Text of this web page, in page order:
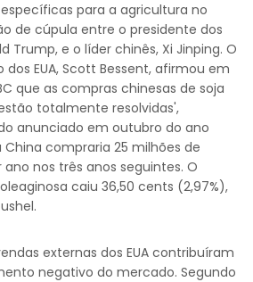
para a agricultura no
de cúpula entre o presidente dos
Trump, e o líder chinês, Xi Jinping. O
EUA, Scott Bessent, afirmou em
que as compras chinesas de soja
totalmente resolvidas',
anunciado em outubro do ano
China compraria 25 milhões de
nos três anos seguintes. O
caiu 36,50 cents (2,97%),
externas dos EUA contribuíram
negativo do mercado. Segundo